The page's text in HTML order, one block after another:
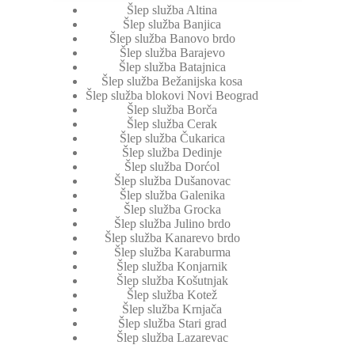
Šlep služba Altina
Šlep služba Banjica
Šlep služba Banovo brdo
Šlep služba Barajevo
Šlep služba Batajnica
Šlep služba Bežanijska kosa
Šlep služba blokovi Novi Beograd
Šlep služba Borča
Šlep služba Cerak
Šlep služba Čukarica
Šlep služba Dedinje
Šlep služba Dorćol
Šlep služba Dušanovac
Šlep služba Galenika
Šlep služba Grocka
Šlep služba Julino brdo
Šlep služba Kanarevo brdo
Šlep služba Karaburma
Šlep služba Konjarnik
Šlep služba Košutnjak
Šlep služba Kotež
Šlep služba Krnjača
Šlep služba Stari grad
Šlep služba Lazarevac